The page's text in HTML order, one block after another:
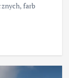
farb